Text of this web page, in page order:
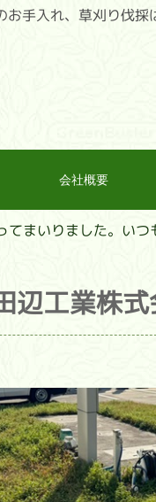
手入れ、草刈り伐採
会社概要
まいりました。いつ
辺工業株式